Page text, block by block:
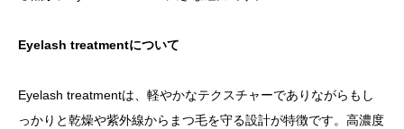
Eyelash treatmentについて
Eyelash treatmentは、軽やかなテクスチャーでありながらもし
っかりと乾燥や紫外線からまつ毛を守る設計が特徴です。高濃度